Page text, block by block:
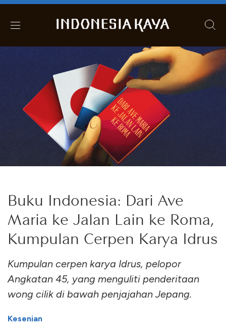
Buku Indonesia: Dari Ave
Maria ke Jalan Lain ke Roma,
Kumpulan Cerpen Karya Idrus
Kumpulan cerpen karya Idrus, pelopor
Angkatan 45, yang menguliti penderitaan
wong cilik di bawah penjajahan Jepang.
Kesenian